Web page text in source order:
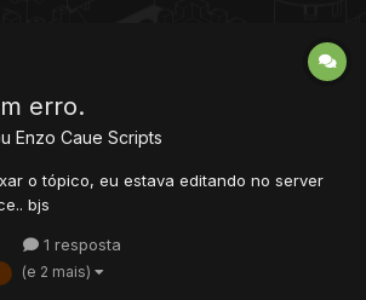
erro.
Enzo Caue Scripts
o tópico, eu estava editando no server
bjs
1 resposta
(e 2 mais)